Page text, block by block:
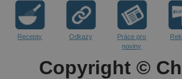
Recepty Odkazy
Práce pro
noviny
Copyright ©